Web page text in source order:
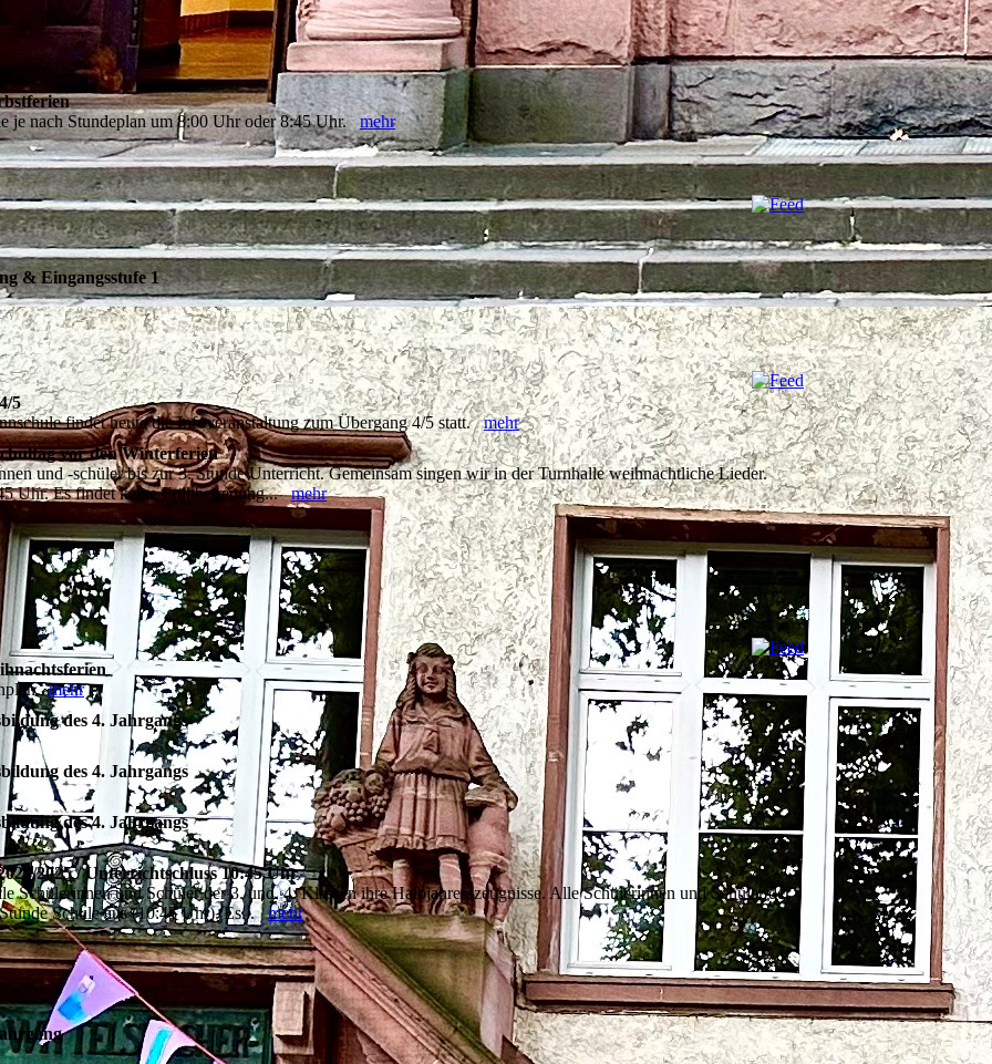
je nach Stundeplan um 8:00 Uhr oder 8:45 Uhr.mehr
& Eingangsstufe 1
5
findet heute die Infoveranstaltung zum Übergang 4/5 statt.mehr
vor den Winterferien
und -schüler bis zur 3. Stunde Unterricht. Gemeinsam singen wir in der Turnhalle weihnachtliche Lieder.
Uhr. Es findet keine Frühbetreuung...mehr
mehr
des 4. Jahrgangs
des 4. Jahrgangs
des 4. Jahrgangs
2025 / Unterrichtschluss 10:45 Uhr
Schülerinnen und Schüler der 3. und. 4. Klassen ihre Halbjahresszeugnisse. Alle Schülerinnen und Schüler der
Schule aus (10:45 Uhr). Es...mehr